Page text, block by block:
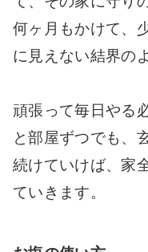
何ヶ月もかけて、
に見えない結界の
頑張って毎日やる
と部屋ずつでも、
続けていけば、家
ていきます。